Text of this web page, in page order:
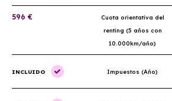
596 €
Cuota orientativa del
renting (5 años con
10.000km/año)
INCLUIDO Impuestos (Año)